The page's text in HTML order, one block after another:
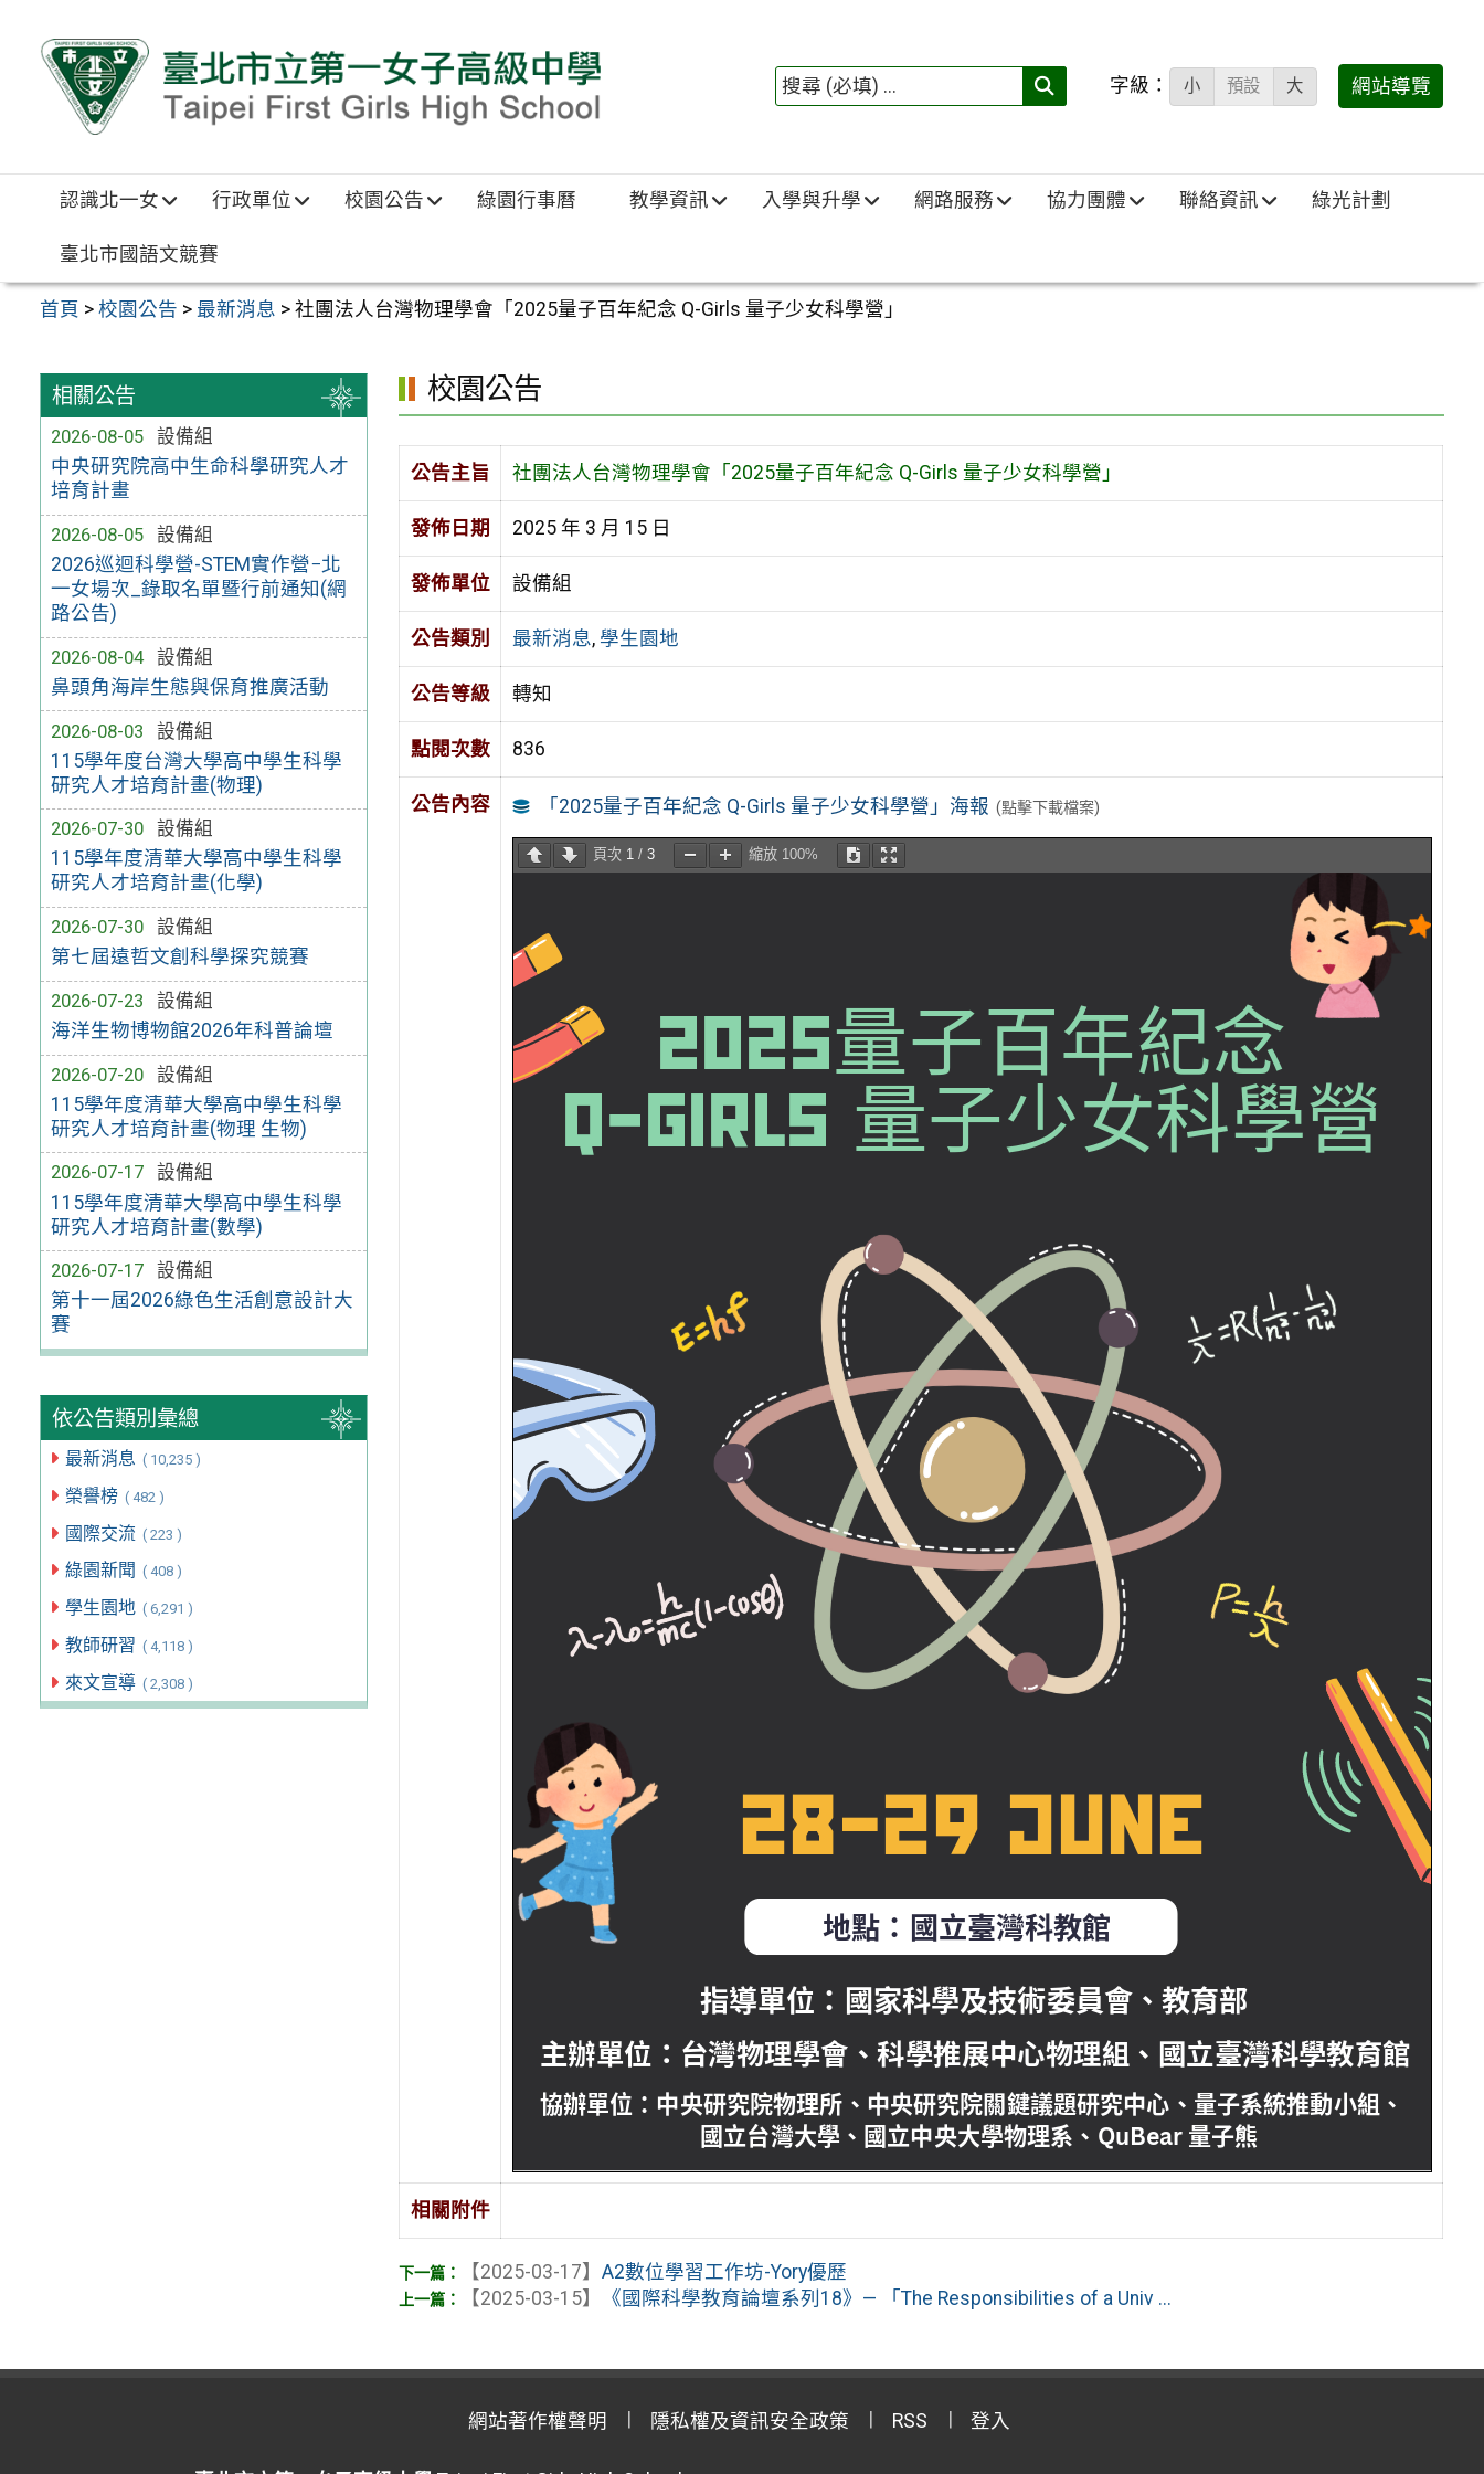
搜
填)：
字級： 小 預設 大 網站導覽
認識北一女 行政單位 校園公告 綠園行事曆 教學資訊 入學與升學 網路服務 協力團體 聯絡資訊 綠光計劃
臺北市國語文競賽
首頁 >校園公告 > 最新消息 >社團法人台灣物理學會「2025量子百年紀念 Q-Girls 量子少女科學營」
相關公告
2026-08-05
設備組
中央研究院高中生命科學研究人才
培育計畫
2026-08-05
設備組
2026巡迴科學營-STEM實作營−北
一女場次_錄取名單暨行前通知(網
路公告)
2026-08-04
設備組
鼻頭角海岸生態與保育推廣活動
2026-08-03
設備組
115學年度台灣大學高中學生科學
研究人才培育計畫(物理)
2026-07-30
設備組
115學年度清華大學高中學生科學
研究人才培育計畫(化學)
2026-07-30
設備組
第七屆遠哲文創科學探究競賽
2026-07-23
設備組
海洋生物博物館2026年科普論壇
2026-07-20
設備組
115學年度清華大學高中學生科學
研究人才培育計畫(物理 生物)
2026-07-17
設備組
115學年度清華大學高中學生科學
研究人才培育計畫(數學)
2026-07-17
設備組
第十一屆2026綠色生活創意設計大
賽
依公告類別彙總
最新消息 ( 10,235 )
榮譽榜 ( 482 )
國際交流 ( 223 )
綠園新聞 ( 408 )
學生園地 ( 6,291 )
教師研習 ( 4,118 )
來文宣導 ( 2,308 )
校園公告
公告主旨 社團法人台灣物理學會「2025量子百年紀念 Q-Girls 量子少女科學營」
發佈日期 2025 年 3 月 15 日
發佈單位 設備組
公告類別 最新消息, 學生園地
公告等級 轉知
點閱次數 836
公告內容 「2025量子百年紀念 Q-Girls 量子少女科學營」海報 (點擊下載檔案)
頁次 1/ 3 縮放 100%
相關附件
【2025-03-17】A2數位學習工作坊-Yory優歷
【2025-03-15】
《國際科學教育論壇系列18》— 「The Responsibilities of a Univ ...
網站著作權聲明 隱私權及資訊安全政策 RSS 登入